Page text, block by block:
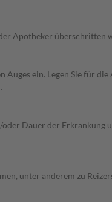
Apotheker überschritten
ein. Legen Sie für
Dauer der
unter anderem zu